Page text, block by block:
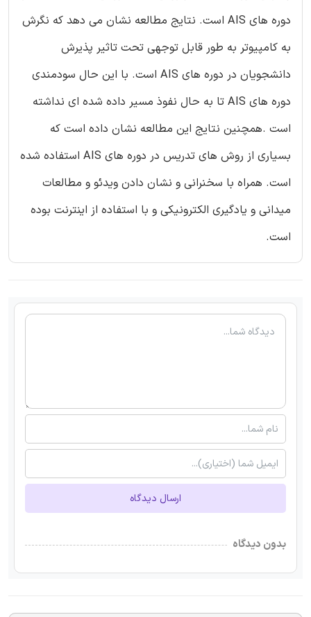
دوره های AIS است. نتایج مطالعه نشان می دهد که نگرش
به کامپیوتر به طور قابل توجهی تحت تاثیر پذیرش
دانشجویان در دوره های AIS است. با این حال سودمندی
دوره های AIS تا به حال نفوذ مسیر داده شده ای نداشته
است .همچنین نتایج این مطالعه نشان داده است که
بسیاری از روش های تدریس در دوره های AIS استفاده شده
است. همراه با سخنرانی و نشان دادن ویدئو و مطالعات
میدانی و یادگیری الکترونیکی و با استفاده از اینترنت بوده
است.
ارسال دیدگاه
بدون دیدگاه